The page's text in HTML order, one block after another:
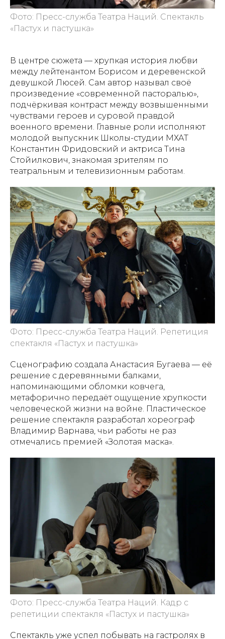
Фото: Пресс-служба Театра Наций. Спектакль
«Пастух и пастушка»
В центре сюжета — хрупкая история любви
между лейтенантом Борисом и деревенской
девушкой Люсей. Сам автор называл своё
произведение «современной пасторалью»,
подчёркивая контраст между возвышенными
чувствами героев и суровой правдой
военного времени. Главные роли исполняют
молодой выпускник Школы-студии МХАТ
Константин Фридовский и актриса Тина
Стойилкович, знакомая зрителям по
театральным и телевизионным работам.
Фото: Пресс-служба Театра Наций. Репетиция
спектакля «Пастух и пастушка»
Сценографию создала Анастасия Бугаева — её
решение с деревянными балками,
напоминающими обломки ковчега,
метафорично передаёт ощущение хрупкости
человеческой жизни на войне. Пластическое
решение спектакля разработал хореограф
Владимир Варнава, чьи работы не раз
отмечались премией «Золотая маска».
Фото: Пресс-служба Театра Наций. Кадр с
репетиции спектакля «Пастух и пастушка»
Спектакль уже успел побывать на гастролях в